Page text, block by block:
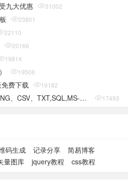
九大优惠 31002
23801
22110
20166
19814
19506
费下载 19182
jquery导出JSON、XML、PNG、CSV、TXT,SQL,MS-Word,Ms-Excel Ms-Powerpoint、PDF插件 17493
码生成 记录分享
简易博客
量图库 jquery教程 css教程